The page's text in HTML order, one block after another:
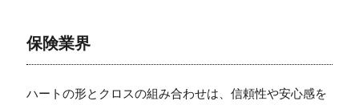
保険業界
ハートの形とクロスの組み合わせは、信頼性や安心感を